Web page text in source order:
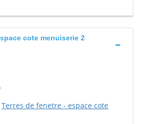
cote menuiserie 2
Terres de fenetre - espace cote